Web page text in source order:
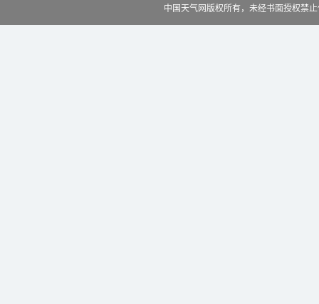
中国天气网版权所有，未经书面授权